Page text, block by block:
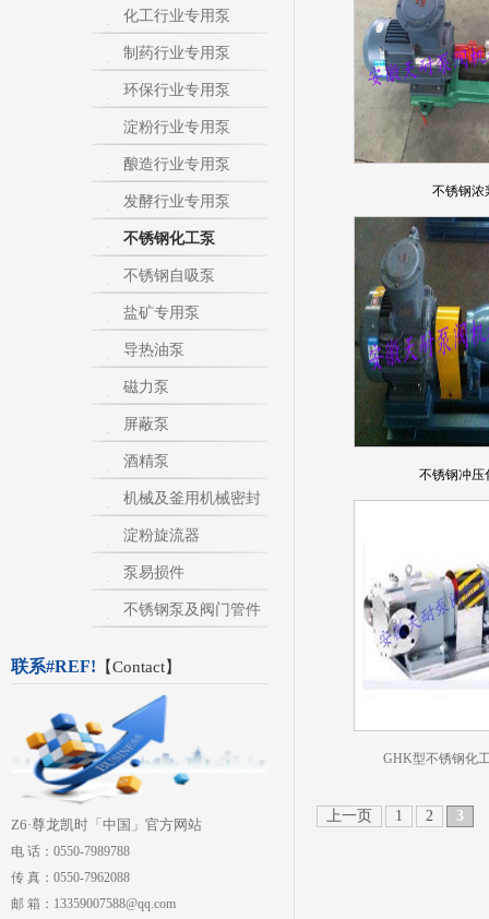
化工行业专用泵
制药行业专用泵
环保行业专用泵
淀粉行业专用泵
酿造行业专用泵
发酵行业专用泵
不锈钢化工泵
不锈钢自吸泵
盐矿专用泵
导热油泵
磁力泵
屏蔽泵
酒精泵
机械及釜用机械密封
淀粉旋流器
泵易损件
不锈钢泵及阀门管件
联系#REF! 【Contact】
Z6·尊龙凯时「中国」官方网站
电 话：0550-7989788
传 真：0550-7962088
邮 箱：13359007588@qq.com
不锈钢浓
不锈钢冲压
GHK型不锈钢化
上一页 1 2 3